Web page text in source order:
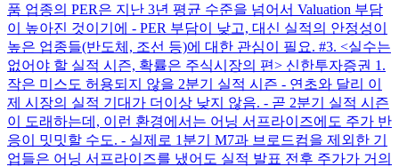
품 업종의 PER은 지난 3년 평균 수준을 넘어서 Valuation 부담
이 높아진 것이기에 - PER 부담이 낮고, 대신 실적의 안정성이
높은 업종들(반도체, 조선 등)에 대한 관심이 필요. #3. <실수는
없어야 할 실적 시즌, 확률은 주식시장의 편> 신한투자증권 1.
작은 미스도 허용되지 않을 2분기 실적 시즌 - 연초와 달리 이
제 시장의 실적 기대가 더이상 낮지 않음. - 곧 2분기 실적 시즌
이 도래하는데, 이런 환경에서는 어닝 서프라이즈에도 주가 반
응이 밋밋할 수도. - 실제로 1분기 M7과 브로드컴을 제외한 기
업들은 어닝 서프라이즈를 냈어도 실적 발표 전후 주가가 거의